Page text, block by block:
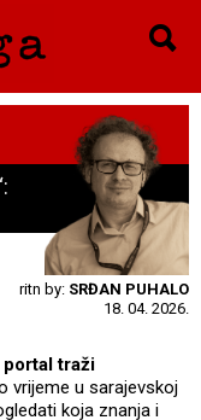
ritn by: SRĐAN PUHALO
18. 04. 2026.
portal traži
vrijeme u sarajevskoj
koja znanja i